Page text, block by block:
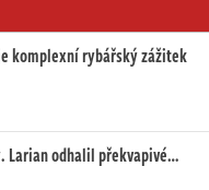
komplexní rybářský zážitek
Larian odhalil překvapivé…